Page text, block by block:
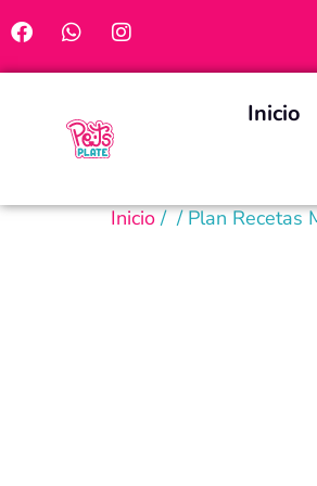
Inicio
Inicio// Plan Recetas